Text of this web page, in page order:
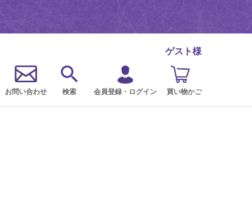
ゲスト様
お問い合わせ 検索 会員登録・ログイン 買い物かご